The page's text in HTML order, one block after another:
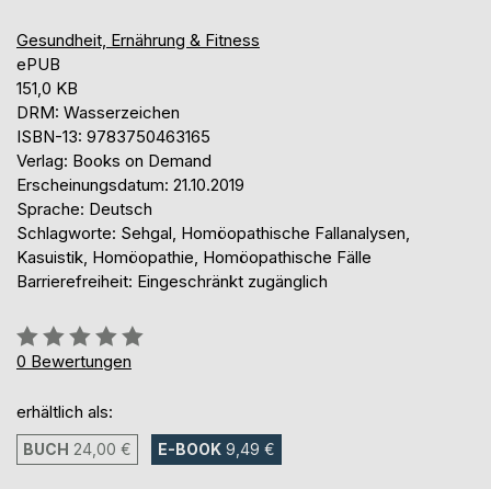
Gesundheit, Ernährung & Fitness
ePUB
151,0 KB
DRM: Wasserzeichen
ISBN-13: 9783750463165
Verlag: Books on Demand
Erscheinungsdatum: 21.10.2019
Sprache: Deutsch
Schlagworte: Sehgal, Homöopathische Fallanalysen,
Kasuistik, Homöopathie, Homöopathische Fälle
Barrierefreiheit: Eingeschränkt zugänglich
Bewertung::
0%
0 Bewertungen
erhältlich als:
BUCH 24,00 € E-BOOK 9,49 €